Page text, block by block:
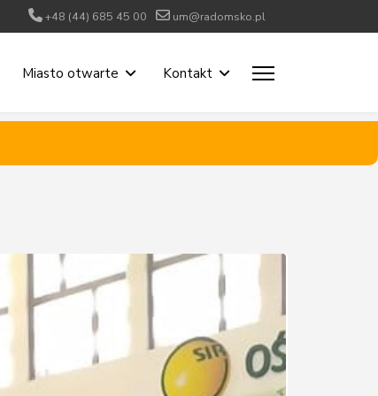
+48 (44) 685 45 00 um@radomsko.pl
Miasto otwarte Kontakt